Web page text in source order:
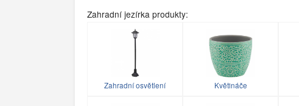
Zahradní jezírka produkty:
Zahradní osvětlení Květináče